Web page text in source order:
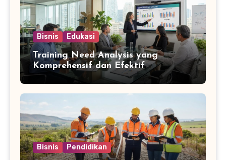
Bisnis Edukasi
Training Need Analysis yang
Komprehensif dan Efektif
Bisnis Pendidikan